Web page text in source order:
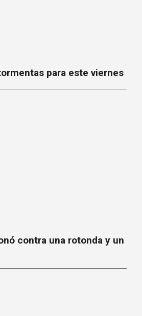
para este viernes
contra una rotonda y un